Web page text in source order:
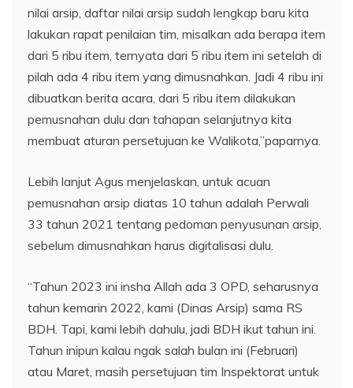
nilai arsip, daftar nilai arsip sudah lengkap baru kita
lakukan rapat penilaian tim, misalkan ada berapa item
dari 5 ribu item, ternyata dari 5 ribu item ini setelah di
pilah ada 4 ribu item yang dimusnahkan. Jadi 4 ribu ini
dibuatkan berita acara, dari 5 ribu item dilakukan
pemusnahan dulu dan tahapan selanjutnya kita
membuat aturan persetujuan ke Walikota,”paparnya.
Lebih lanjut Agus menjelaskan, untuk acuan
pemusnahan arsip diatas 10 tahun adalah Perwali
33 tahun 2021 tentang pedoman penyusunan arsip,
sebelum dimusnahkan harus digitalisasi dulu.
“Tahun 2023 ini insha Allah ada 3 OPD, seharusnya
tahun kemarin 2022, kami (Dinas Arsip) sama RS
BDH. Tapi, kami lebih dahulu, jadi BDH ikut tahun ini.
Tahun inipun kalau ngak salah bulan ini (Februari)
atau Maret, masih persetujuan tim Inspektorat untuk